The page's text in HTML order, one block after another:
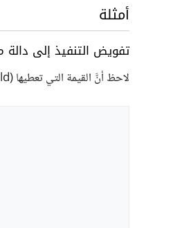
أمثلة
تفويض التنفيذ إلى دالة
لاحظ أنَّ القيمة التي تعطيها (yield) الدالة